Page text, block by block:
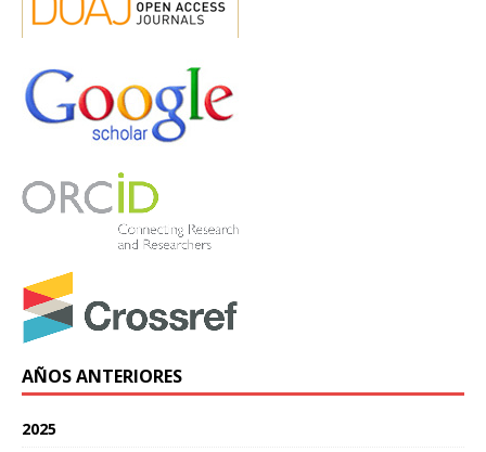
AÑOS ANTERIORES
2025